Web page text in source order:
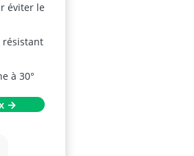
éviter le
résistant
à 30°
→